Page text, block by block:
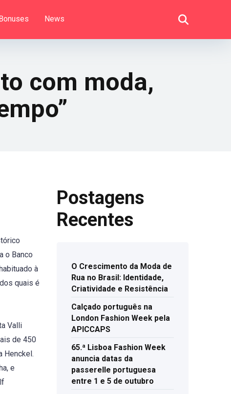
News
com moda,
o Banco
à
quais é
Valli
de 450
Henckel.
e
Postagens
Recentes
O Crescimento da Moda de
Rua no Brasil: Identidade,
Criatividade e Resistência
Calçado português na
London Fashion Week pela
APICCAPS
65.ª Lisboa Fashion Week
anuncia datas da
passerelle portuguesa
entre 1 e 5 de outubro